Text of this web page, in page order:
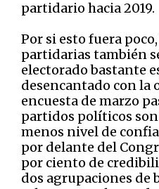
partidario hacia 2019.
Por si esto fuera
partidarias también
electorado bastante
desencantado con la
encuesta de marzo
partidos políticos
menos nivel de
por delante del
por ciento de
dos agrupaciones de